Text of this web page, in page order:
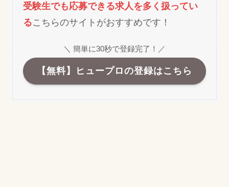
受験生でも応募できる求人を多く扱ってい
るこちらのサイトがおすすめです！
＼ 簡単に30秒で登録完了！／
【無料】ヒュープロの登録はこちら